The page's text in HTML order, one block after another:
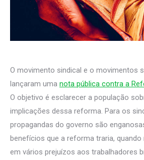
O movimento sindical e o movimentos
lançaram uma nota pública contra a
O objetivo é esclarecer a população
implicações dessa reforma. Para os
propagandas do governo são
benefícios que a reforma traria, quando
em vários prejuízos aos trabalhadores